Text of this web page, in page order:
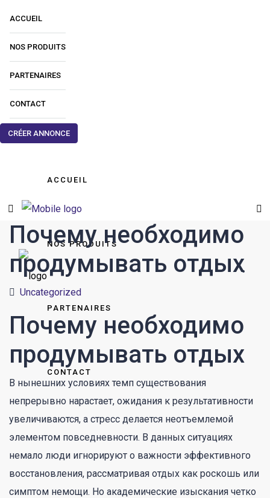
ACCUEIL
NOS PRODUITS
PARTENAIRES
CONTACT
CRÉER ANNONCE
ACCUEIL
NOS PRODUITS
PARTENAIRES
CONTACT
Почему необходимо
продумывать отдых
Uncategorized
Почему необходимо
продумывать отдых
В нынешних условиях темп существования
непрерывно нарастает, ожидания к результативности
увеличиваются, а стресс делается неотъемлемой
элементом повседневности. В данных ситуациях
немало люди игнорируют о важности эффективного
восстановления, рассматривая отдых как роскошь или
симптом немощи. Но академические изыскания четко